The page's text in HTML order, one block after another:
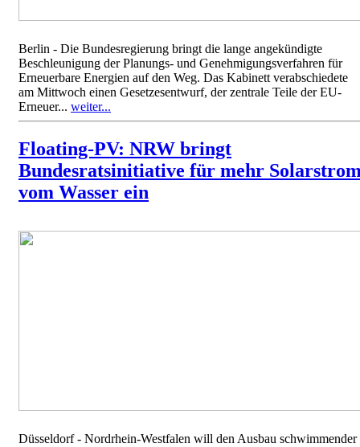
Berlin - Die Bundesregierung bringt die lange angekündigte
Beschleunigung der Planungs- und Genehmigungsverfahren für
Erneuerbare Energien auf den Weg. Das Kabinett verabschiedete
am Mittwoch einen Gesetzesentwurf, der zentrale Teile der EU-
Erneuer... weiter...
Floating-PV: NRW bringt
Bundesratsinitiative für mehr
vom Wasser ein
Düsseldorf - Nordrhein-Westfalen will den Ausbau schwimmender